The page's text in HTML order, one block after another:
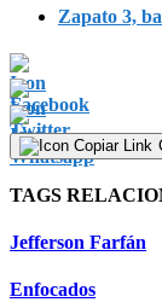
Zapato 3,
TAGS
Jefferson Farfán
Enfocados